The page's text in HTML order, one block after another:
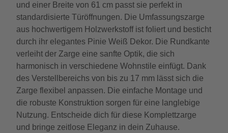
und einer Breite von 61 cm passt sie perfekt in
standardisierte Türöffnungen. Die Umfassungszarge
aus hochwertigem Holzwerkstoff ist foliert und besticht
durch ihr elegantes Pinie Weiß Dekor. Die Rundkante
verleiht der Zarge eine sanfte Optik, die sich
harmonisch in verschiedene Wohnstile einfügt. Dank
des Verstellbereichs von bis zu 17 mm lässt sich die
Zarge flexibel anpassen. Die einfache Montage und
die robuste Konstruktion sorgen für eine langlebige
Nutzung. Entscheide dich für diese Komplettzarge
und bringe zeitlose Eleganz in dein Zuhause.